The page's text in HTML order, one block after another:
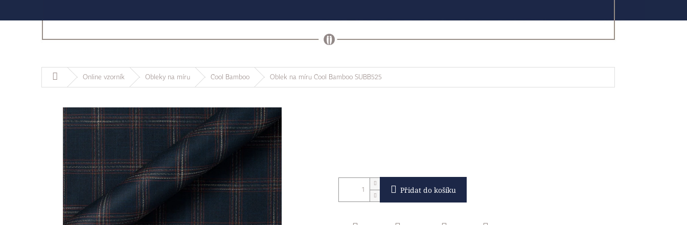
Domů Online vzorník Obleky na míru Cool Bamboo Oblek na míru Cool Bamboo SUBB525
Přidat do košíku